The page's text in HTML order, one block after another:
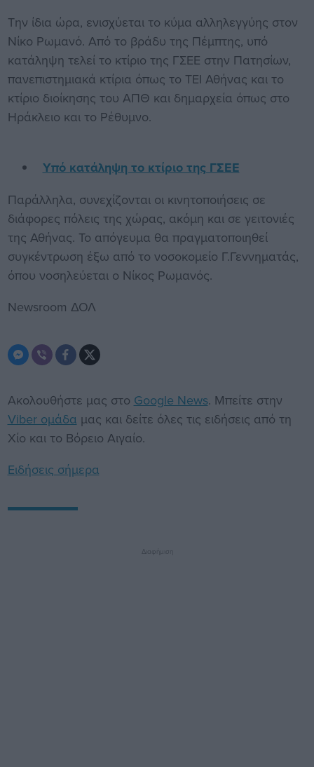
Την ίδια ώρα, ενισχύεται το κύμα αλληλεγγύης στον
Νίκο Ρωμανό. Από το βράδυ της Πέμπτης, υπό
κατάληψη τελεί το κτίριο της ΓΣΕΕ στην Πατησίων,
πανεπιστημιακά κτίρια όπως το ΤΕΙ Αθήνας και το
κτίριο διοίκησης του ΑΠΘ και δημαρχεία όπως στο
Ηράκλειο και το Ρέθυμνο.
Υπό κατάληψη το κτίριο της ΓΣΕΕ
Παράλληλα, συνεχίζονται οι κινητοποιήσεις σε
διάφορες πόλεις της χώρας, ακόμη και σε γειτονιές
της Αθήνας. Το απόγευμα θα πραγματοποιηθεί
συγκέντρωση έξω από το νοσοκομείο Γ.Γεννηματάς,
όπου νοσηλεύεται ο Νίκος Ρωμανός.
Newsroom ΔΟΛ
Ακολουθήστε μας στο Google News. Μπείτε στην
Viber ομάδα μας και δείτε όλες τις ειδήσεις από τη
Χίο και το Βόρειο Αιγαίο.
Ειδήσεις σήμερα
Διαφήμιση